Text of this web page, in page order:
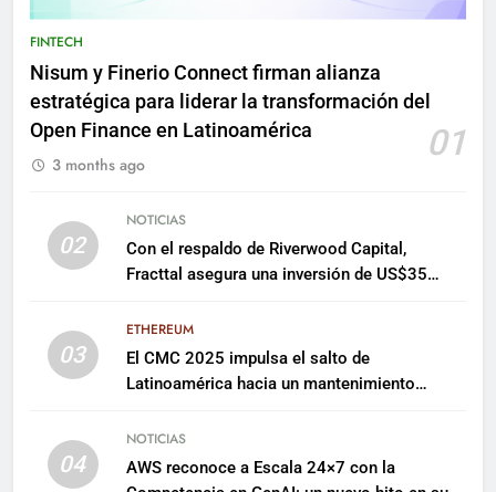
FINTECH
Nisum y Finerio Connect firman alianza
estratégica para liderar la transformación del
Open Finance en Latinoamérica
01
3 months ago
02
NOTICIAS
Con el respaldo de Riverwood Capital,
Fracttal asegura una inversión de US$35
03
ETHEREUM
El CMC 2025 impulsa el salto de
Latinoamérica hacia un mantenimiento
04
NOTICIAS
AWS reconoce a Escala 24×7 con la